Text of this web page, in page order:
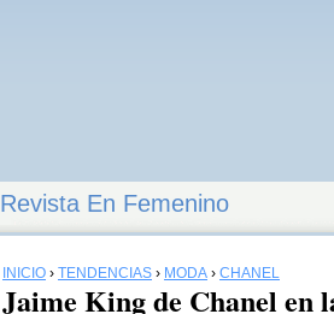
Revista En Femenino
INICIO › TENDENCIAS › MODA › CHANEL
Jaime King de Chanel en